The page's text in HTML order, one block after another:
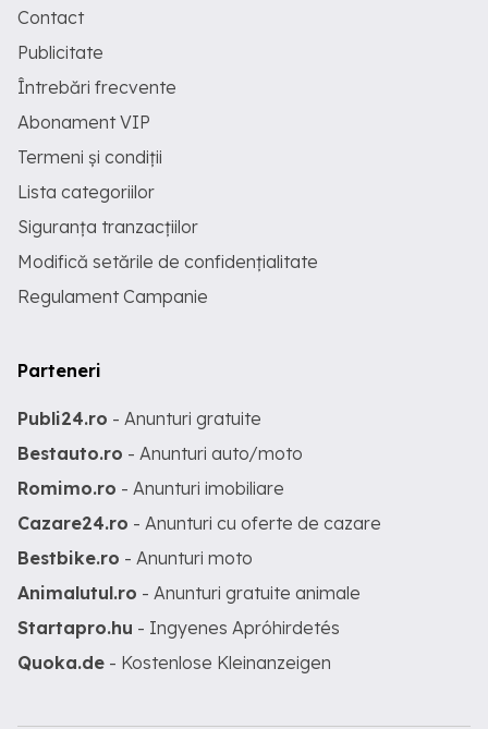
Contact
Publicitate
Întrebări frecvente
Abonament VIP
Termeni și condiții
Lista categoriilor
Siguranța tranzacțiilor
Modifică setările de confidențialitate
Regulament Campanie
Parteneri
Publi24.ro - Anunturi gratuite
Bestauto.ro - Anunturi auto/moto
Romimo.ro - Anunturi imobiliare
Cazare24.ro - Anunturi cu oferte de cazare
Bestbike.ro - Anunturi moto
Animalutul.ro - Anunturi gratuite animale
Startapro.hu - Ingyenes Apróhirdetés
Quoka.de - Kostenlose Kleinanzeigen